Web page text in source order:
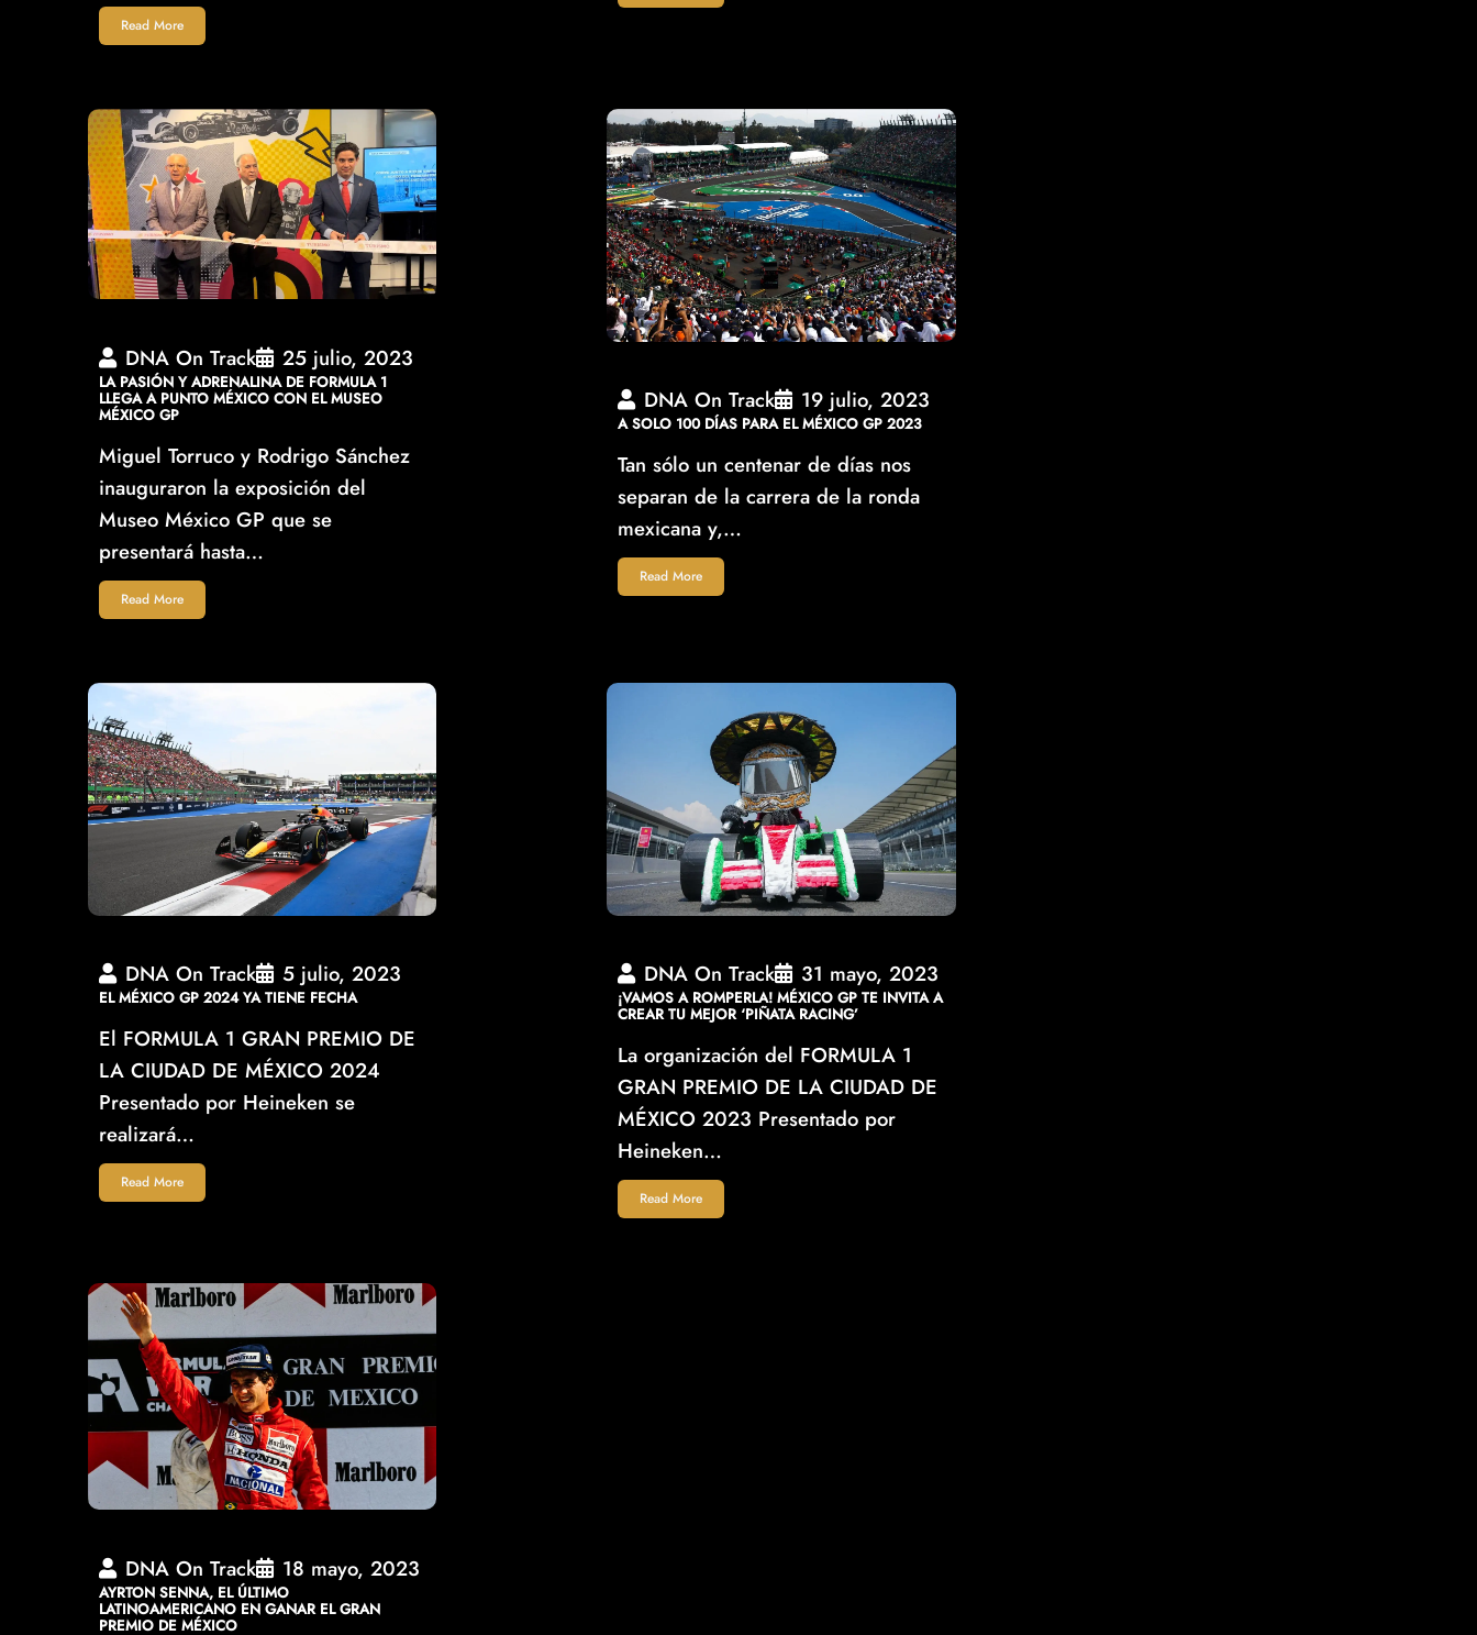
Read More
DNA On Track 25 julio, 2023
LA PASIÓN Y ADRENALINA DE FORMULA 1
LLEGA A PUNTO MÉXICO CON EL MUSEO
MÉXICO GP
Miguel Torruco y Rodrigo Sánchez
inauguraron la exposición del
Museo México GP que se
presentará hasta…
Read More
DNA On Track 19 julio, 2023
A SOLO 100 DÍAS PARA EL MÉXICO GP 2023
Tan sólo un centenar de días nos
separan de la carrera de la ronda
mexicana y,…
Read More
DNA On Track 5 julio, 2023
EL MÉXICO GP 2024 YA TIENE FECHA
El FORMULA 1 GRAN PREMIO DE
LA CIUDAD DE MÉXICO 2024
Presentado por Heineken se
realizará…
Read More
DNA On Track 31 mayo, 2023
¡VAMOS A ROMPERLA! MÉXICO GP TE INVITA A
CREAR TU MEJOR ‘PIÑATA RACING’
La organización del FORMULA 1
GRAN PREMIO DE LA CIUDAD DE
MÉXICO 2023 Presentado por
Heineken…
Read More
DNA On Track 18 mayo, 2023
AYRTON SENNA, EL ÚLTIMO
LATINOAMERICANO EN GANAR EL GRAN
PREMIO DE MÉXICO